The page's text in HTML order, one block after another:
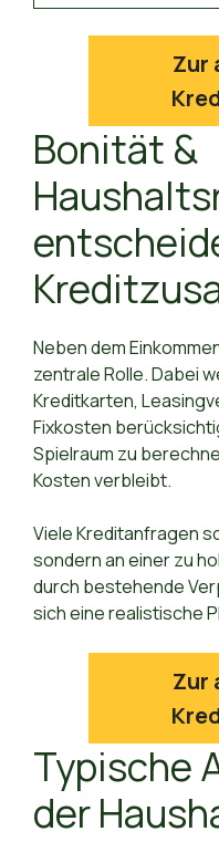
Zur
Bonität &
Neben dem
zentrale Rolle. Dabei
Kreditkarten,
Fixkosten
Spielraum zu
Kosten verbleibt.
Viele Kreditanfragen
sondern an einer zu
durch bestehende
sich eine realistische
Zur
Typische
der